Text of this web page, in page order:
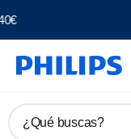
¿Qué buscas?